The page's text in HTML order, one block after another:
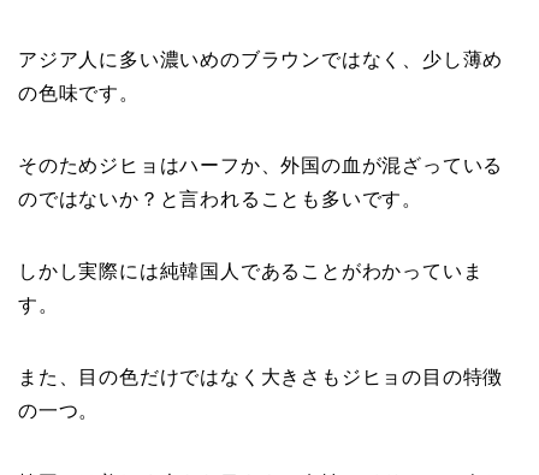
アジア人に多い濃いめのブラウンではなく、少し薄め
の色味です。
そのためジヒョはハーフか、外国の血が混ざっている
のではないか？と言われることも多いです。
しかし実際には純韓国人であることがわかっていま
す。
また、目の色だけではなく大きさもジヒョの目の特徴
の一つ。